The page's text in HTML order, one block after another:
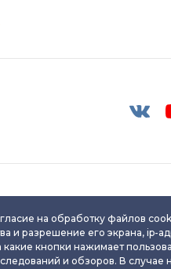
ювелирного изделия
на обработку файлов
и разрешение его экрана, ip-
кнопки нажимает
и обзоров. В